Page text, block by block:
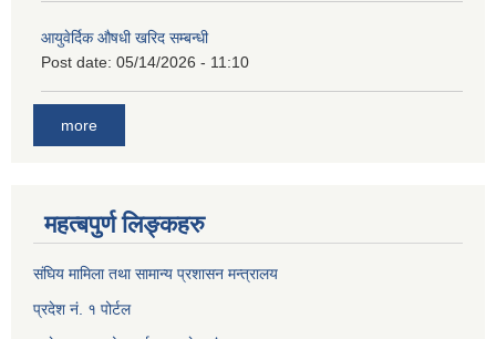
आयुवेर्दिक औषधी खरिद सम्बन्धी
Post date: 05/14/2026 - 11:10
more
महत्बपुर्ण लिङ्कहरु
संघिय मामिला तथा सामान्य प्रशासन मन्त्रालय
प्रदेश नं. १ पोर्टल